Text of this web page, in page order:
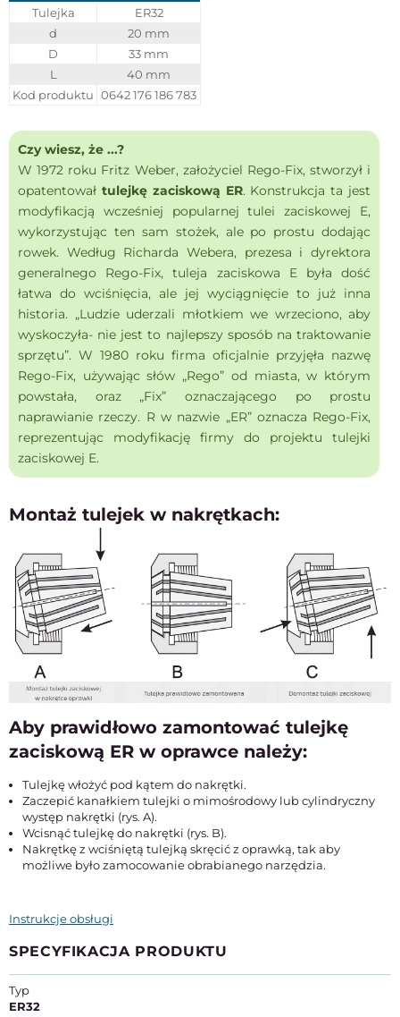
Tulejka
ER32
d
20 mm
D
33 mm
L
40 mm
Kod produktu 0642 176 186 783
Czy wiesz, że ...?
W 1972 roku Fritz Weber, założyciel Rego-Fix, stworzył i
opatentował tulejkę zaciskową ER. Konstrukcja ta jest
modyfikacją wcześniej popularnej tulei zaciskowej E,
wykorzystując ten sam stożek, ale po prostu dodając
rowek. Według Richarda Webera, prezesa i dyrektora
generalnego Rego-Fix, tuleja zaciskowa E była dość
łatwa do wciśnięcia, ale jej wyciągnięcie to już inna
historia. „Ludzie uderzali młotkiem we wrzeciono, aby
wyskoczyła- nie jest to najlepszy sposób na traktowanie
sprzętu”. W 1980 roku firma oficjalnie przyjęła nazwę
Rego-Fix, używając słów „Rego” od miasta, w którym
powstała, oraz „Fix” oznaczającego po prostu
naprawianie rzeczy. R w nazwie „ER” oznacza Rego-Fix,
reprezentując modyfikację firmy do projektu tulejki
zaciskowej E.
Montaż tulejek w nakrętkach:
Aby prawidłowo zamontować tulejkę
zaciskową ER w oprawce należy:
Tulejkę włożyć pod kątem do nakrętki.
Zaczepić kanałkiem tulejki o mimośrodowy lub cylindryczny
występ nakrętki (rys. A).
Wcisnąć tulejkę do nakrętki (rys. B).
Nakrętkę z wciśniętą tulejką skręcić z oprawką, tak aby
możliwe było zamocowanie obrabianego narzędzia.
Instrukcje obsługi
SPECYFIKACJA PRODUKTU
Typ
ER32